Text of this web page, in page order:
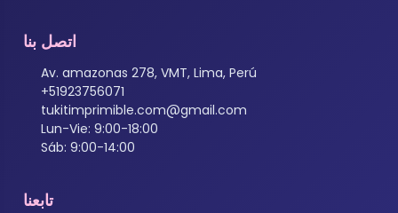
اتصل بنا
Av. amazonas 278, VMT, Lima, Perú
+51923756071
tukitimprimible.com@gmail.com
Lun-Vie: 9:00-18:00
Sáb: 9:00-14:00
تابعنا